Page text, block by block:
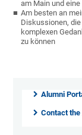
am Main und
Am besten an
Diskussionen,
komplexen
zu können
Alumni
Contact